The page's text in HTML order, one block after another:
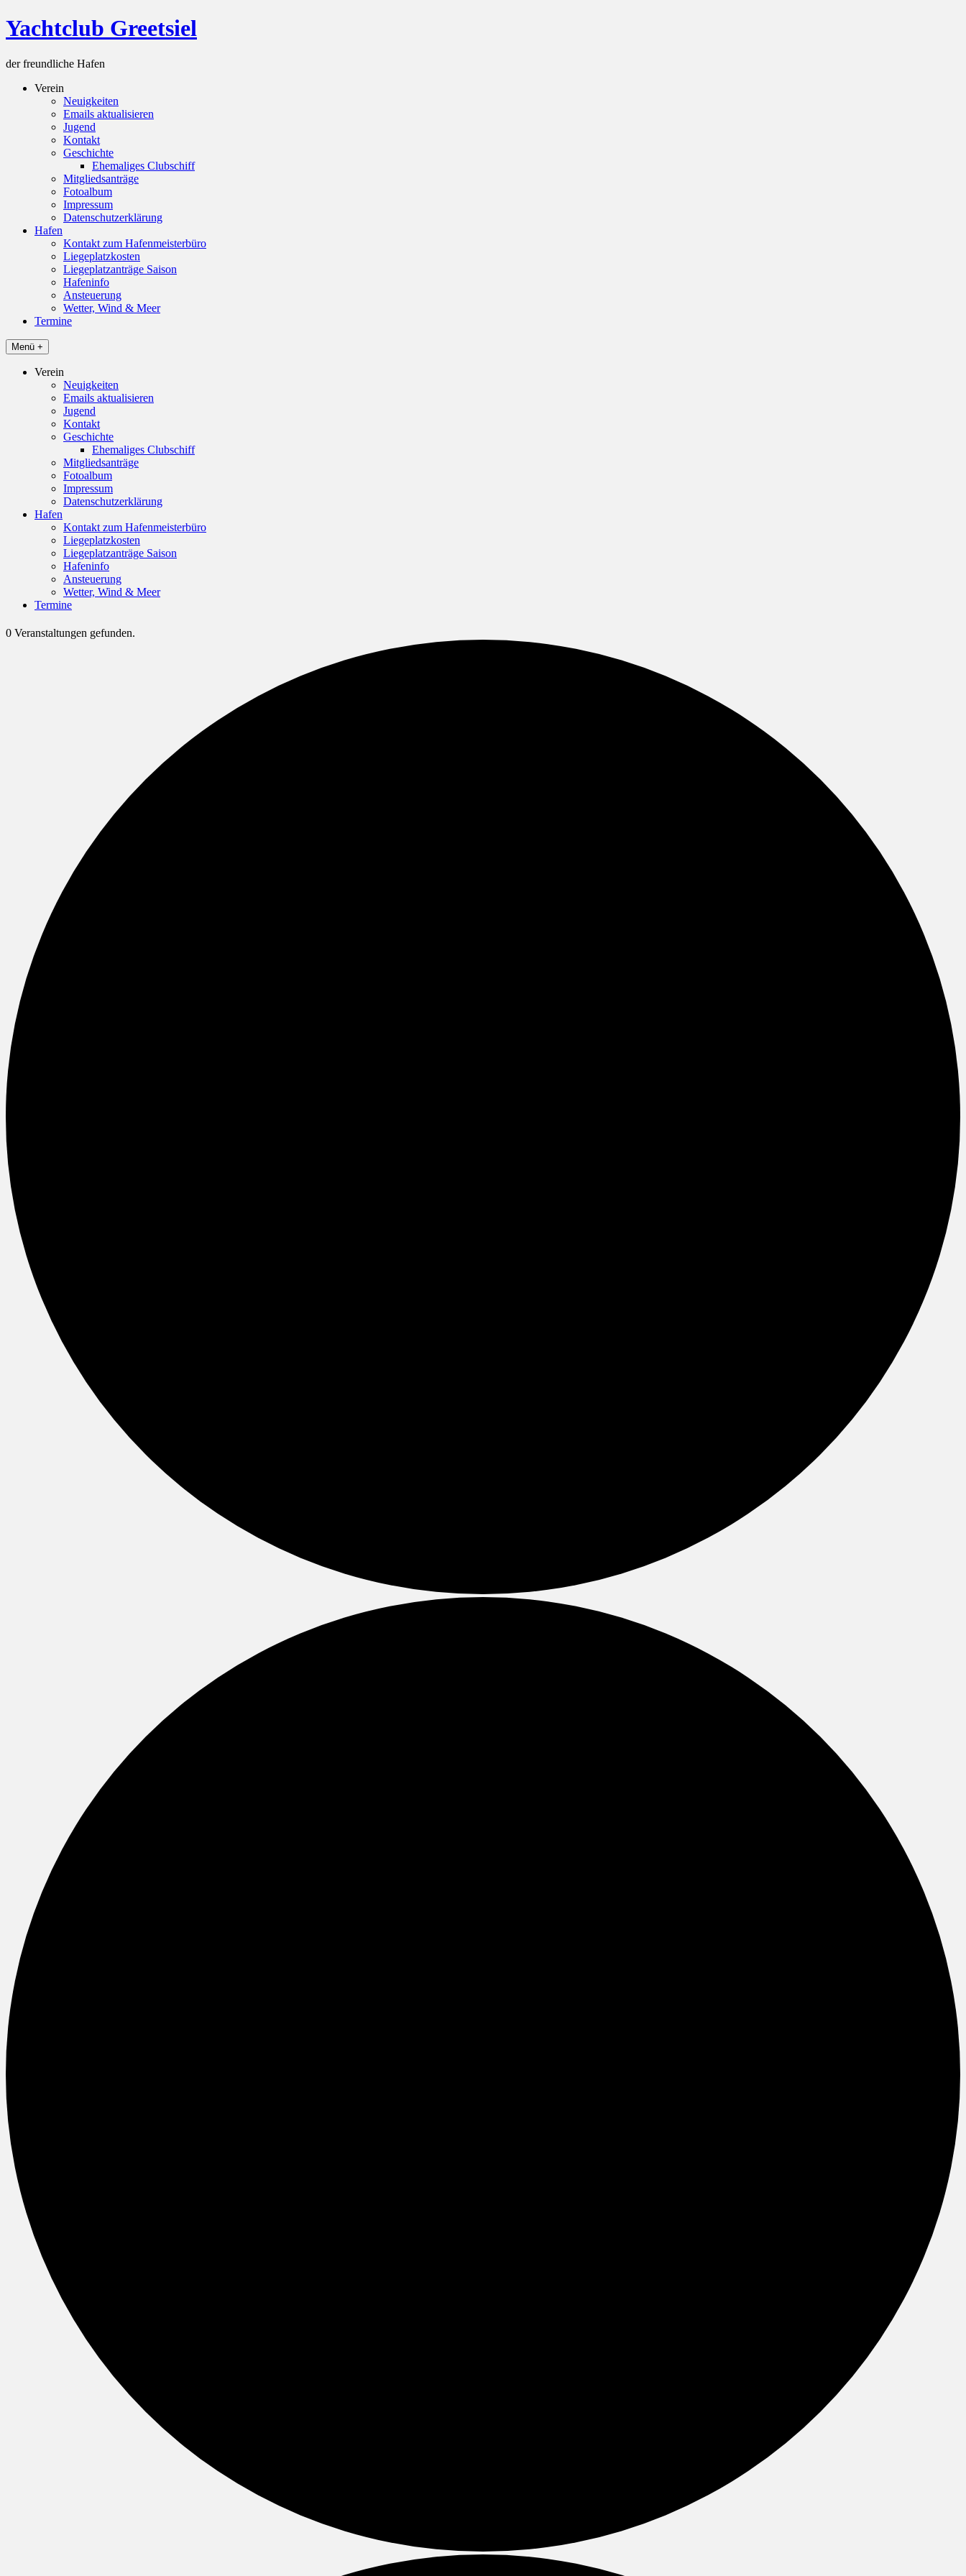
Skip
to
Yachtclub Greetsiel
der freundliche Hafen
Verein
Neuigkeiten
Emails aktualisieren
Jugend
Kontakt
Geschichte
Ehemaliges Clubschiff
Mitgliedsanträge
Fotoalbum
Impressum
Datenschutzerklärung
Hafen
Kontakt zum Hafenmeisterbüro
Liegeplatzkosten
Liegeplatzanträge Saison
Hafeninfo
Ansteuerung
Wetter, Wind & Meer
Termine
Menü +
Verein
Neuigkeiten
Emails aktualisieren
Jugend
Kontakt
Geschichte
Ehemaliges Clubschiff
Mitgliedsanträge
Fotoalbum
Impressum
Datenschutzerklärung
Hafen
Kontakt zum Hafenmeisterbüro
Liegeplatzkosten
Liegeplatzanträge Saison
Hafeninfo
Ansteuerung
Wetter, Wind & Meer
Termine
0 Veranstaltungen gefunden.